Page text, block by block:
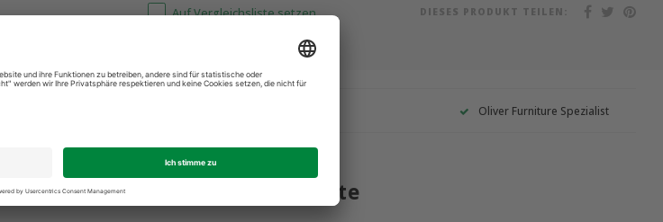
Auf Vergleichsliste setzen DIESES PRODUKT TEILEN:
Oliver Furniture Spezialist
Ergänzende Produkte